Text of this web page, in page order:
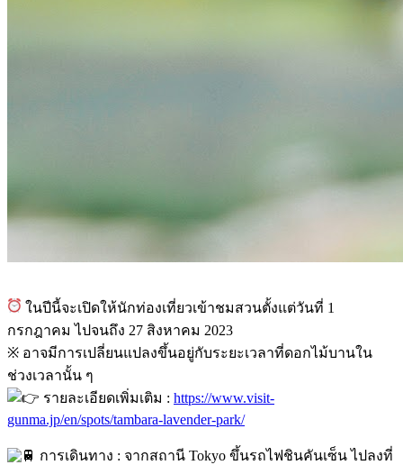
ในปีนี้จะเปิดให้นักท่องเที่ยวเข้าชมสวนตั้งแต่วันที่ 1
กรกฎาคม ไปจนถึง 27 สิงหาคม 2023
※ อาจมีการเปลี่ยนแปลงขึ้นอยู่กับระยะเวลาที่ดอกไม้บานใน
ช่วงเวลานั้น ๆ
รายละเอียดเพิ่มเติม : https://www.visit-
gunma.jp/en/spots/tambara-lavender-park/
การเดินทาง : จากสถานี Tokyo ขึ้นรถไฟชินคันเซ็น ไปลงที่